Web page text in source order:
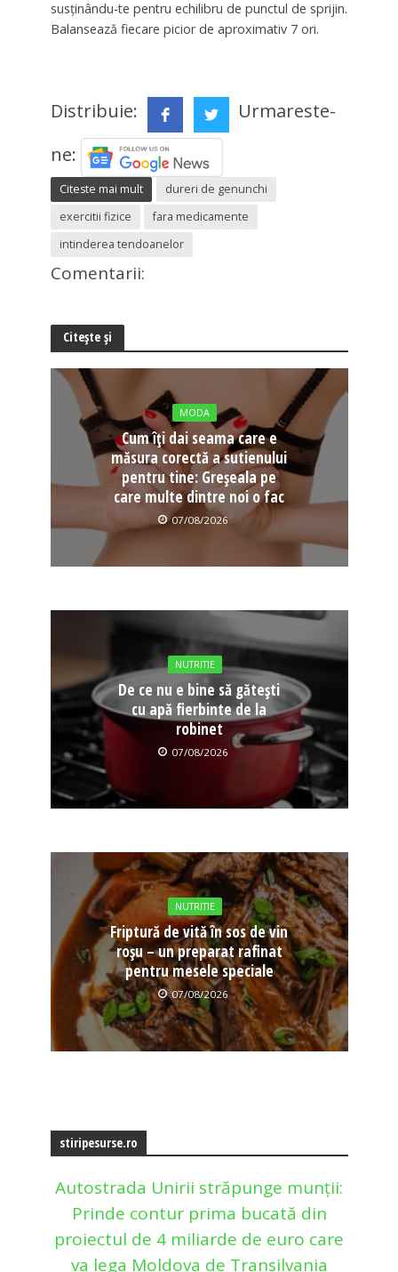
susținându-te pentru echilibru de punctul de sprijin.
Balansează fiecare picior de aproximativ 7 ori.
Distribuie:
Urmareste-
ne:
Citeste mai mult
dureri de genunchi
exercitii fizice
fara medicamente
intinderea tendoanelor
Comentarii:
Citește și
MODA
Cum îți dai seama care e
măsura corectă a sutienului
pentru tine: Greșeala pe
care multe dintre noi o fac
07/08/2026
NUTRITIE
De ce nu e bine să gătești
cu apă fierbinte de la
robinet
07/08/2026
NUTRITIE
Friptură de vită în sos de vin
roșu – un preparat rafinat
pentru mesele speciale
07/08/2026
stiripesurse.ro
Autostrada Unirii străpunge munții:
Prinde contur prima bucată din
proiectul de 4 miliarde de euro care
va lega Moldova de Transilvania